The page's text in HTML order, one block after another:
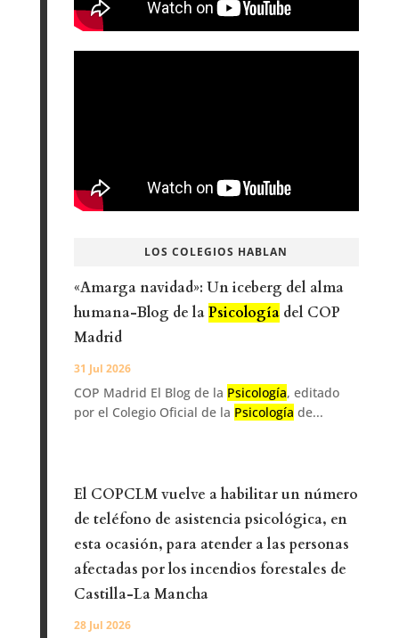
LOS COLEGIOS HABLAN
«Amarga navidad»: Un iceberg del alma
humana-Blog de laPsicologíadel COP
Madrid
31 Jul 2026
COP Madrid El Blog de la Psicología, editado
por el Colegio Oficial de la Psicología de...
El COPCLM vuelve a habilitar un número
de teléfono de asistencia psicológica, en
esta ocasión, para atender a las personas
afectadas por los incendios forestales de
Castilla-La Mancha
28 Jul 2026